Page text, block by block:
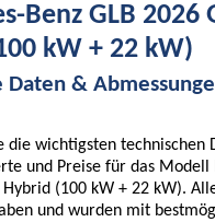
Benz GLB 2026
kW + 22 kW)
Daten &
die wichtigsten technischen
und Preise für das Modell
Hybrid (100 kW + 22 kW).
und wurden mit